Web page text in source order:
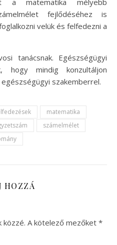
fejlődéséhez is
velük és felfedezni a
tanácsnak. Egészségügyi
hogy mindig konzultáljon
szakemberrel.
matematika
számelmélet
HOZZÁ
közzé. A kötelező mezőket *